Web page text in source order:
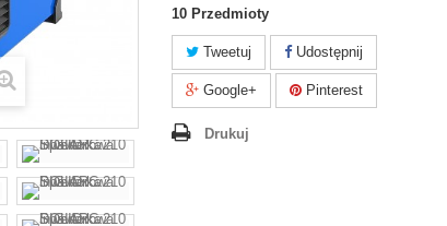
10 Przedmioty
Tweetuj Udostępnij
Google+ Pinterest
Drukuj